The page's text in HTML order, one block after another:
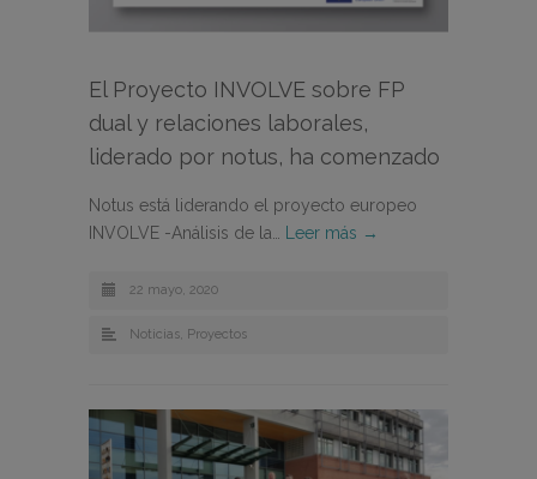
El Proyecto INVOLVE sobre FP
dual y relaciones laborales,
liderado por notus, ha comenzado
Notus está liderando el proyecto europeo
INVOLVE -Análisis de la…
Leer más →
22 mayo, 2020
Noticias, Proyectos